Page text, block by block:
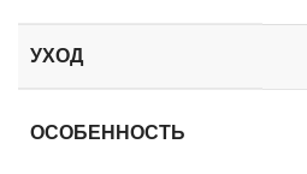
УХОД
ОСОБЕННОСТЬ